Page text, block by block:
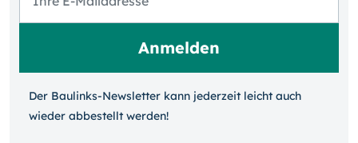
Der Baulinks-Newsletter kann jeder­zeit leicht auch
wieder ab­bestellt werden!